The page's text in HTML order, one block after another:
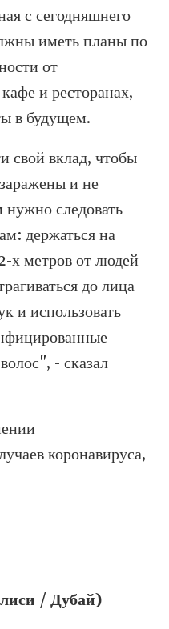
с сегодняшнего
иметь планы по
от
и ресторанах,
в будущем.
свой вклад, чтобы
и не
следовать
держаться на
х метров от людей
до лица
и использовать
- сказал
коронавируса,
/ Дубай)